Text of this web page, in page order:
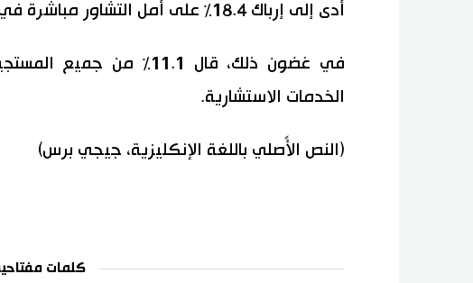
أدى إلى إرباك 18.4٪ على أمل التشاور مباشرة في منشأة.
في غضون ذلك، قال 11.1٪
الخدمات الاستشارية.
(النص الأًصلي باللغة الإنكليزية، جيجي برس)
كلمات